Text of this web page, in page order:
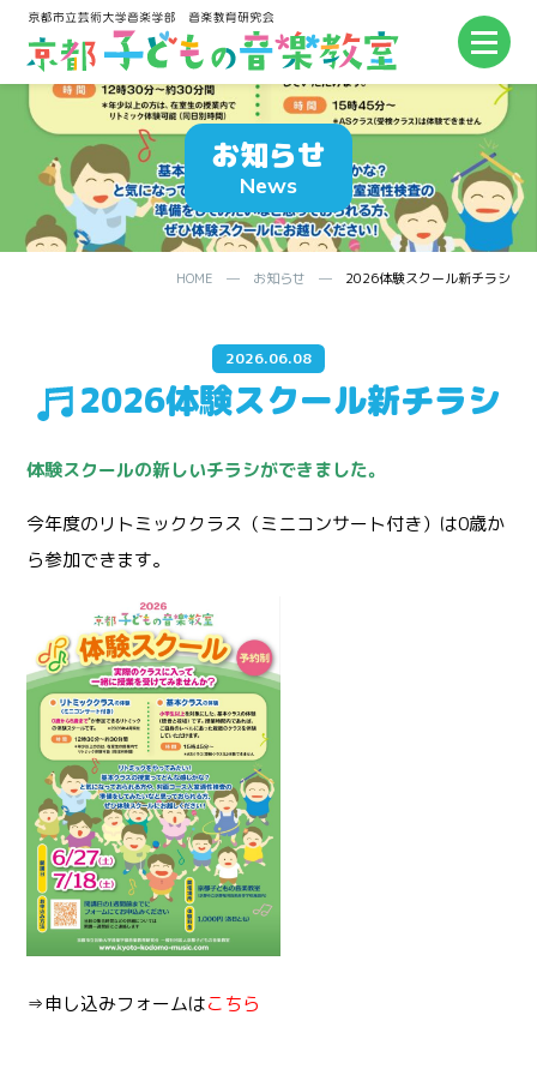
お知らせ
News
HOME ─ お知らせ ─ 2026体験スクール新チラシ
2026.06.08
2026体験スクール新チラシ
体験スクールの新しいチラシができました。
今年度のリトミッククラス（ミニコンサート付き）は0歳か
ら参加できます。
⇒申し込みフォームはこちら